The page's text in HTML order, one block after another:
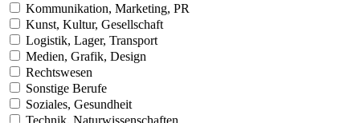
Kommunikation, Marketing, PR
Kunst, Kultur, Gesellschaft
Logistik, Lager, Transport
Medien, Grafik, Design
Rechtswesen
Sonstige Berufe
Soziales, Gesundheit
Technik, Naturwissenschaften